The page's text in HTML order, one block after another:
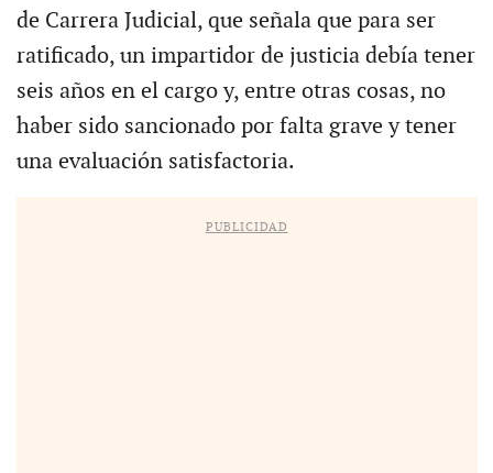
de Carrera Judicial, que señala que para ser
ratificado, un impartidor de justicia debía tener
seis años en el cargo y, entre otras cosas, no
haber sido sancionado por falta grave y tener
una evaluación satisfactoria.
PUBLICIDAD